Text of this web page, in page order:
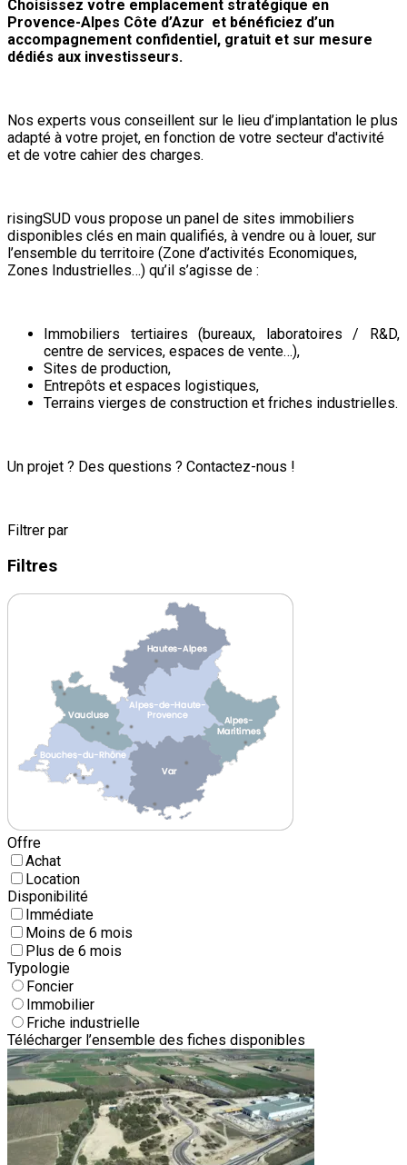
Choisissez votre emplacement stratégique en
Provence-Alpes Côte d’Azur et bénéficiez d’un
accompagnement confidentiel, gratuit et sur mesure
dédiés aux investisseurs.
Nos experts vous conseillent sur le lieu d’implantation le plus
adapté à votre projet, en fonction de votre secteur d'activité
et de votre cahier des charges.
risingSUD vous propose un panel de sites immobiliers
disponibles clés en main qualifiés, à vendre ou à louer, sur
l’ensemble du territoire (Zone d’activités Economiques,
Zones Industrielles…) qu’il s’agisse de :
Immobiliers tertiaires (bureaux, laboratoires / R&D,
centre de services, espaces de vente…),
Sites de production,
Entrepôts et espaces logistiques,
Terrains vierges de construction et friches industrielles.
Un projet ? Des questions ? Contactez-nous !
Filtrer par
Filtres
Offre
Achat
Location
Disponibilité
Immédiate
Moins de 6 mois
Plus de 6 mois
Typologie
Foncier
Immobilier
Friche industrielle
Télécharger l’ensemble des fiches disponibles